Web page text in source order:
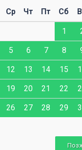
Ср Чт Пт Сб
1
5 6 7 8
12 13 14 15
19 20 21 22
26 27 28 29